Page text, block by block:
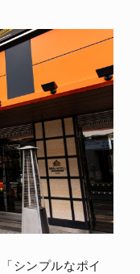
シンプルなポイ